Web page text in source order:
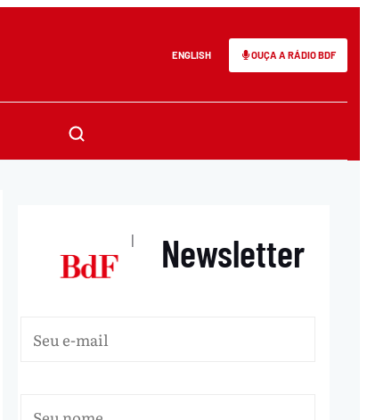
ENGLISH OUÇA A RÁDIO BDF
| Newsletter